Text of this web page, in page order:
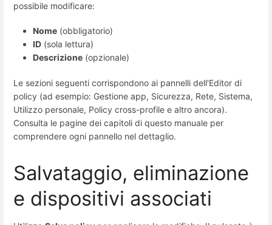
possibile modificare:
Nome (obbligatorio)
ID (sola lettura)
Descrizione (opzionale)
Le sezioni seguenti corrispondono ai pannelli dell'Editor di
policy (ad esempio: Gestione app, Sicurezza, Rete, Sistema,
Utilizzo personale, Policy cross-profile e altro ancora).
Consulta le pagine dei capitoli di questo manuale per
comprendere ogni pannello nel dettaglio.
Salvataggio, eliminazione
e dispositivi associati